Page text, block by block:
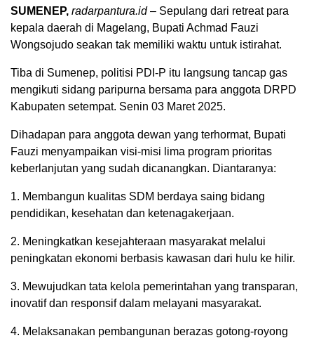
SUMENEP, radarpantura.id– Sepulang dari retreat para
kepala daerah di Magelang, Bupati Achmad Fauzi
Wongsojudo seakan tak memiliki waktu untuk istirahat.
Tiba di Sumenep, politisi PDI-P itu langsung tancap gas
mengikuti sidang paripurna bersama para anggota DRPD
Kabupaten setempat. Senin 03 Maret 2025.
Dihadapan para anggota dewan yang terhormat, Bupati
Fauzi menyampaikan visi-misi lima program prioritas
keberlanjutan yang sudah dicanangkan. Diantaranya:
1. Membangun kualitas SDM berdaya saing bidang
pendidikan, kesehatan dan ketenagakerjaan.
2. Meningkatkan kesejahteraan masyarakat melalui
peningkatan ekonomi berbasis kawasan dari hulu ke hilir.
3. Mewujudkan tata kelola pemerintahan yang transparan,
inovatif dan responsif dalam melayani masyarakat.
4. Melaksanakan pembangunan berazas gotong-royong